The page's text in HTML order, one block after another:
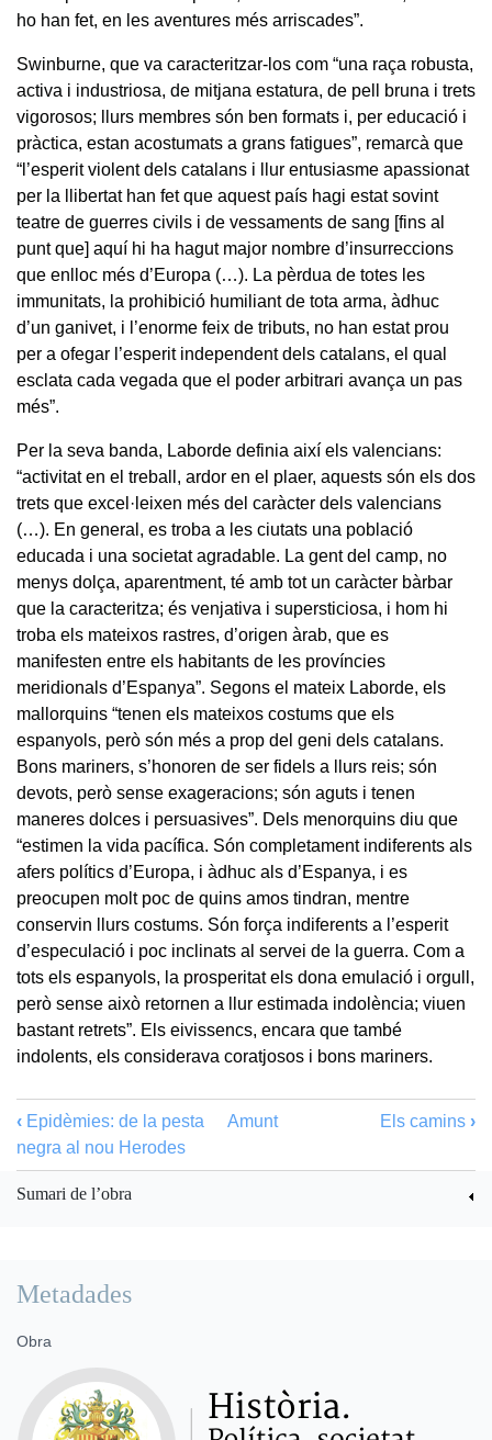
ho han fet, en les aventures més arriscades”.
Swinburne, que va caracteritzar-los com “una raça robusta,
activa i industriosa, de mitjana estatura, de pell bruna i trets
vigorosos; llurs membres són ben formats i, per educació i
pràctica, estan acostumats a grans fatigues”, remarcà que
“l’esperit violent dels catalans i llur entusiasme apassionat
per la llibertat han fet que aquest país hagi estat sovint
teatre de guerres civils i de vessaments de sang [fins al
punt que] aquí hi ha hagut major nombre d’insurreccions
que enlloc més d’Europa (…). La pèrdua de totes les
immunitats, la prohibició humiliant de tota arma, àdhuc
d’un ganivet, i l’enorme feix de tributs, no han estat prou
per a ofegar l’esperit independent dels catalans, el qual
esclata cada vegada que el poder arbitrari avança un pas
més”.
Per la seva banda, Laborde definia així els valencians:
“activitat en el treball, ardor en el plaer, aquests són els dos
trets que excel·leixen més del caràcter dels valencians
(…). En general, es troba a les ciutats una població
educada i una societat agradable. La gent del camp, no
menys dolça, aparentment, té amb tot un caràcter bàrbar
que la caracteritza; és venjativa i supersticiosa, i hom hi
troba els mateixos rastres, d’origen àrab, que es
manifesten entre els habitants de les províncies
meridionals d’Espanya”. Segons el mateix Laborde, els
mallorquins “tenen els mateixos costums que els
espanyols, però són més a prop del geni dels catalans.
Bons mariners, s’honoren de ser fidels a llurs reis; són
devots, però sense exageracions; són aguts i tenen
maneres dolces i persuasives”. Dels menorquins diu que
“estimen la vida pacífica. Són completament indiferents als
afers polítics d’Europa, i àdhuc als d’Espanya, i es
preocupen molt poc de quins amos tindran, mentre
conservin llurs costums. Són força indiferents a l’esperit
d’especulació i poc inclinats al servei de la guerra. Com a
tots els espanyols, la prosperitat els dona emulació i orgull,
però sense això retornen a llur estimada indolència; viuen
bastant retrets”. Els eivissencs, encara que també
indolents, els considerava coratjosos i bons mariners.
‹ Epidèmies: de la pesta
negra al nou Herodes
Amunt Els camins ›
Sumari de l’obra
Metadades
Obra